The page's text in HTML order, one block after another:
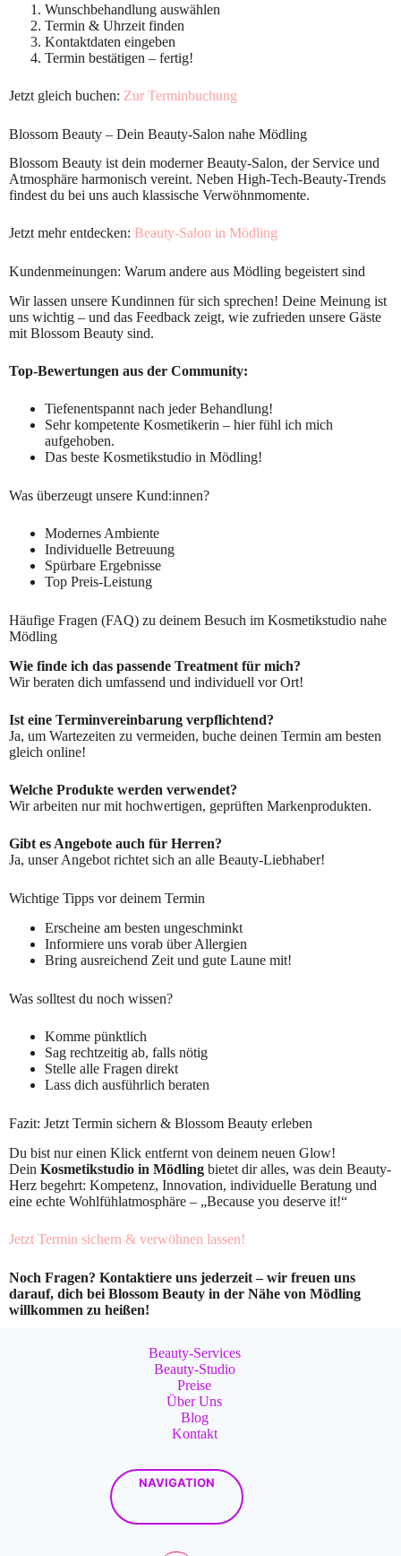
Wunschbehandlung auswählen
Termin & Uhrzeit finden
Kontaktdaten eingeben
Termin bestätigen – fertig!
Jetzt gleich buchen: Zur Terminbuchung
Blossom Beauty – Dein Beauty-Salon nahe Mödling
Blossom Beauty ist dein moderner Beauty-Salon, der Service und
Atmosphäre harmonisch vereint. Neben High-Tech-Beauty-Trends
findest du bei uns auch klassische Verwöhnmomente.
Jetzt mehr entdecken: Beauty-Salon in Mödling
Kundenmeinungen: Warum andere aus Mödling begeistert sind
Wir lassen unsere Kundinnen für sich sprechen! Deine Meinung ist
uns wichtig – und das Feedback zeigt, wie zufrieden unsere Gäste
mit Blossom Beauty sind.
Top-Bewertungen aus der Community:
Tiefenentspannt nach jeder Behandlung!
Sehr kompetente Kosmetikerin – hier fühl ich mich
aufgehoben.
Das beste Kosmetikstudio in Mödling!
Was überzeugt unsere Kund:innen?
Modernes Ambiente
Individuelle Betreuung
Spürbare Ergebnisse
Top Preis-Leistung
Häufige Fragen (FAQ) zu deinem Besuch im Kosmetikstudio nahe
Mödling
Wie finde ich das passende Treatment für mich?
Wir beraten dich umfassend und individuell vor Ort!
Ist eine Terminvereinbarung verpflichtend?
Ja, um Wartezeiten zu vermeiden, buche deinen Termin am besten
gleich online!
Welche Produkte werden verwendet?
Wir arbeiten nur mit hochwertigen, geprüften Markenprodukten.
Gibt es Angebote auch für Herren?
Ja, unser Angebot richtet sich an alle Beauty-Liebhaber!
Wichtige Tipps vor deinem Termin
Erscheine am besten ungeschminkt
Informiere uns vorab über Allergien
Bring ausreichend Zeit und gute Laune mit!
Was solltest du noch wissen?
Komme pünktlich
Sag rechtzeitig ab, falls nötig
Stelle alle Fragen direkt
Lass dich ausführlich beraten
Fazit: Jetzt Termin sichern & Blossom Beauty erleben
Du bist nur einen Klick entfernt von deinem neuen Glow!
Dein Kosmetikstudio in Mödling bietet dir alles, was dein Beauty-
Herz begehrt: Kompetenz, Innovation, individuelle Beratung und
eine echte Wohlfühlatmosphäre – „Because you deserve it!“
Jetzt Termin sichern & verwöhnen lassen!
Noch Fragen? Kontaktiere uns jederzeit – wir freuen uns
darauf, dich bei Blossom Beauty in der Nähe von Mödling
willkommen zu heißen!
Beauty-Services
Beauty-Studio
Preise
Über Uns
Blog
Kontakt
NAVIGATION